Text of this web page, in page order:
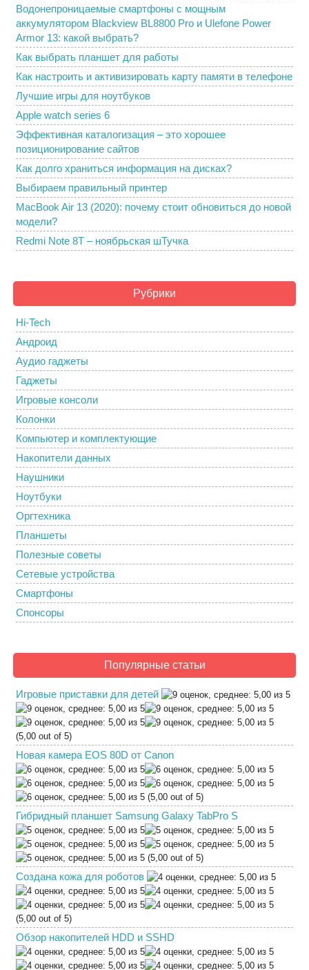
Водонепроницаемые смартфоны с мощным
аккумулятором Blackview BL8800 Pro и Ulefone Power
Armor 13: какой выбрать?
Как выбрать планшет для работы
Как настроить и активизировать карту памяти в телефоне
Лучшие игры для ноутбуков
Apple watch series 6
Эффективная каталогизация – это хорошее
позиционирование сайтов
Как долго храниться информация на дисках?
Выбираем правильный принтер
MacBook Air 13 (2020): почему стоит обновиться до новой
модели?
Redmi Note 8T – ноябрьская шТучка
Рубрики
Hi-Tech
Андроид
Аудио гаджеты
Гаджеты
Игровые консоли
Колонки
Компьютер и комплектующие
Накопители данных
Наушники
Ноутбуки
Оргтехника
Планшеты
Полезные советы
Сетевые устройства
Смартфоны
Спонсоры
Популярные статьи
Игровые приставки для детей
(5,00 out of 5)
Новая камера EOS 80D от Canon
(5,00 out of 5)
Гибридный планшет Samsung Galaxy TabPro S
(5,00 out of 5)
Создана кожа для роботов
(5,00 out of 5)
Обзор накопителей HDD и SSHD